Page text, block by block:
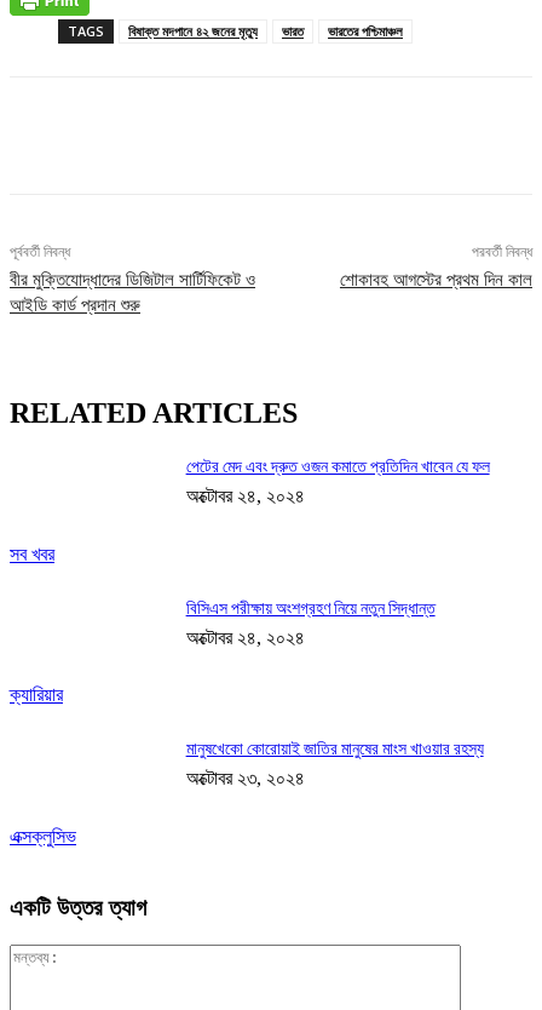
TAGS বিষাক্ত মদপানে ৪২ জনের মৃত্যু ভারত ভারতের পশ্চিমাঞ্চল
পূর্ববর্তী নিবন্ধ
বীর মুক্তিযোদ্ধাদের ডিজিটাল সার্টিফিকেট ও
আইডি কার্ড প্রদান শুরু
পরবর্তী নিবন্ধ
শোকাবহ আগস্টের প্রথম দিন কাল
RELATED ARTICLES
সব খবর
পেটের মেদ এবং দ্রুত ওজন কমাতে প্রতিদিন খাবেন যে ফল
অক্টোবর ২৪, ২০২৪
ক্যারিয়ার
বিসিএস পরীক্ষায় অংশগ্রহণ নিয়ে নতুন সিদ্ধান্ত
অক্টোবর ২৪, ২০২৪
এক্সক্লুসিভ
মানুষখেকো কোরোয়াই জাতির মানুষের মাংস খাওয়ার রহস্য
অক্টোবর ২৩, ২০২৪
একটি উত্তর ত্যাগ